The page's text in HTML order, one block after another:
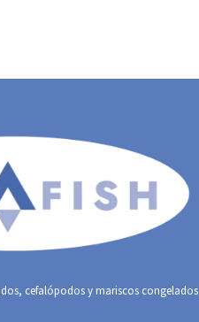
cefalópodos y mariscos congelados